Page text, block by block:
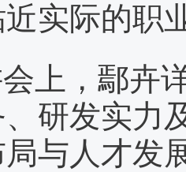
实际的职
上，鄢卉
研发实力
与人才发